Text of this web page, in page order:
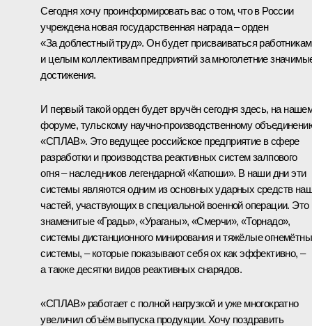
Сегодня хочу проинформировать вас о том, что в России
учрежденановая государственная награда – орден
«За доблестный труд». Он будет присваиваться работникам
и целым коллективам предприятий за многолетние
достижения.
И первый такой орден будет вручён сегодня здесь, на
форуме, тульскому научно-производственному
«СПЛАВ». Это ведущее российское предприятие в сфере
разработки и производства реактивных систем залпового
огня – наследников легендарной «Катюши». В наши дни эти
системы являются одним из основных ударных средств
частей, участвующих в специальной военной операции. Это
знаменитые «Грады», «Ураганы», «Смерчи», «Торнадо»,
системы дистанционного минирования и тяжёлые
системы, – которые показывают себя ох как эффективно, –
а также десятки видов реактивных снарядов.
«СПЛАВ» работает с полной нагрузкой и уже многократно
увеличил объём выпуска продукции. Хочу поздравить